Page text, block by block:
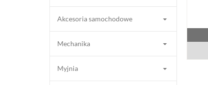
Akcesoria samochodowe
Mechanika
Myjnia